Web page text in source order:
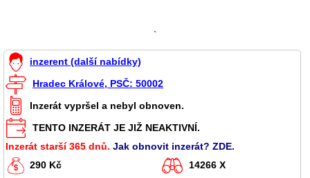
`
inzerent (další nabídky)
Hradec Králové, PSČ: 50002
Inzerát vypršel a nebyl obnoven.
TENTO INZERÁT JE JIŽ NEAKTIVNÍ.
Inzerát starší 365 dnů. Jak obnovit inzerát? ZDE.
290 Kč
14266 X